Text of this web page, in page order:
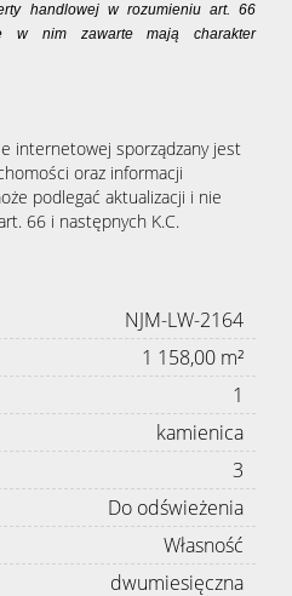
handlowej w rozumieniu art. 66
w nim zawarte mają charakter
internetowej sporządzany jest
oraz informacji
podlegać aktualizacji i nie
66 i następnych K.C.
NJM-LW-2164
1 158,00 m²
1
kamienica
3
Do odświeżenia
Własność
dwumiesięczna